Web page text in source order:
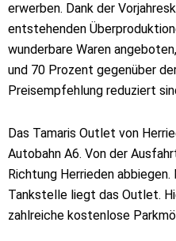
erwerben. Dank der
entstehenden
wunderbare Waren
und 70 Prozent gegenüber
Preisempfehlung reduziert
Das Tamaris Outlet von
Autobahn A6. Von der
Richtung Herrieden
Tankstelle liegt das Outlet.
zahlreiche kostenlose